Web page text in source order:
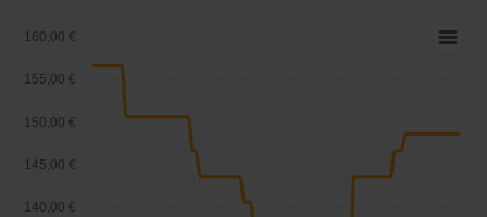
140,00 €
145,00 €
150,00 €
155,00 €
160,00 €